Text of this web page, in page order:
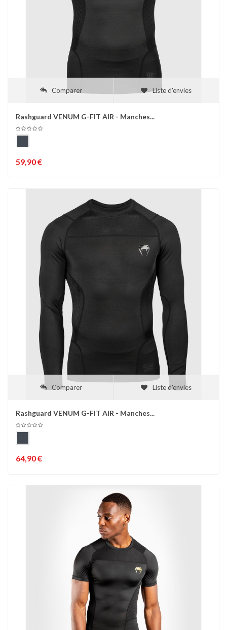
Comparer Liste d'envies
Rashguard VENUM G-FIT AIR - Manches...
59,90 €
Comparer Liste d'envies
Rashguard VENUM G-FIT AIR - Manches...
64,90 €